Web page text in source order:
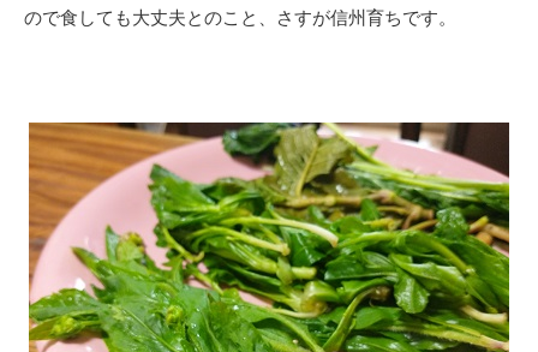
ので食しても大丈夫とのこと、さすが信州育ちです。